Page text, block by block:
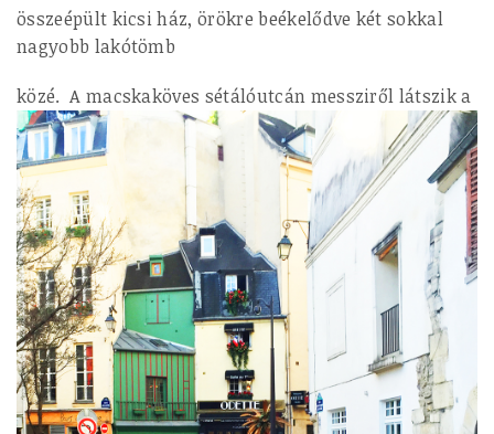
összeépült kicsi ház, örökre beékelődve két sokkal
nagyobb lakótömb
közé. A macskaköves sétálóutcán messziről látszik a